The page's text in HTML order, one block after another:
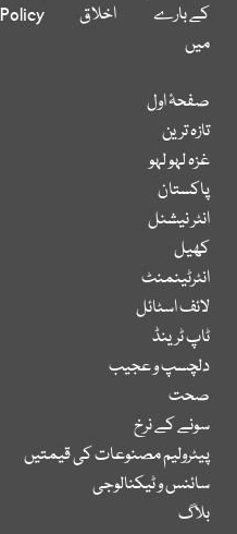
کے بارے
میں
اخلاق
Policy
صفحۂ اول
تازہ ترین
غزہ لہو لہو
پاکستان
انٹر نیشنل
کھیل
انٹرٹینمنٹ
لائف اسٹائل
ٹاپ ٹرینڈ
دلچسپ و عجیب
صحت
سونے کے نرخ
پیٹرولیم مصنوعات کی قیمتیں
سائنس و ٹیکنالوجی
بلاگ